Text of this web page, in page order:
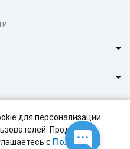
для персонализации
Продолжая
с Политикой